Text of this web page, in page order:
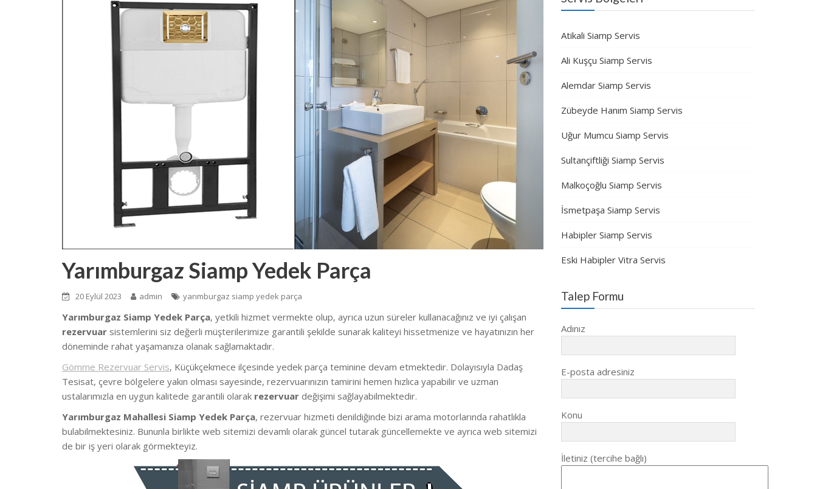
Yarımburgaz Siamp Yedek Parça
20 Eylül 2023 admin yarımburgaz siamp yedek parça
Yarımburgaz Siamp Yedek Parça, yetkili hizmet vermekte olup, ayrıca uzun süreler kullanacağınız ve iyi çalışan
rezervuar sistemlerini siz değerli müşterilerimize garantili şekilde sunarak kaliteyi hissetmenize ve hayatınızın her
döneminde rahat yaşamanıza olanak sağlamaktadır.
Gömme Rezervuar Servis, Küçükçekmece ilçesinde yedek parça teminine devam etmektedir. Dolayısıyla Dadaş
Tesisat, çevre bölgelere yakın olması sayesinde, rezervuarınızın tamirini hemen hızlıca yapabilir ve uzman
ustalarımızla en uygun kalitede garantili olarak rezervuar değişimi sağlayabilmektedir.
Yarımburgaz Mahallesi Siamp Yedek Parça, rezervuar hizmeti denildiğinde bizi arama motorlarında rahatlıkla
bulabilmektesiniz. Bununla birlikte web sitemizi devamlı olarak güncel tutarak güncellemekte ve ayrıca web sitemizi
de bir iş yeri olarak görmekteyiz.
Atikali Siamp Servis
Ali Kuşçu Siamp Servis
Alemdar Siamp Servis
Zübeyde Hanım Siamp Servis
Uğur Mumcu Siamp Servis
Sultançiftliği Siamp Servis
Malkoçoğlu Siamp Servis
İsmetpaşa Siamp Servis
Habipler Siamp Servis
Eski Habipler Vitra Servis
Talep Formu
Adınız
E-posta adresiniz
Konu
İletiniz (tercihe bağlı)